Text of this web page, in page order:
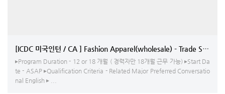
[ICDC 미국인턴 / CA ] Fashion Apparel(wholesale) - Trade Show/
▸Program Duration - 12 or 18 개월 ( 경력자만 18개월 근무 가능) ▸Start Da
te - ASAP ▸Qualification Criteria - Related Major Preferred Conversatio
nal English ▸ ...